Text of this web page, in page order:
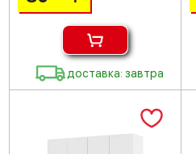
доставка: завтра